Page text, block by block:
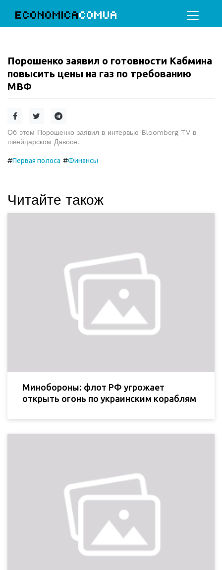
ECONOMICACOMUA
Порошенко заявил о готовности Кабмина
повысить цены на газ по требованию
МВФ
Об этом Порошенко заявил в интервью Bloomberg TV в
швейцарском Давосе.
#Первая полоса #Финансы
Читайте також
Минобороны: флот РФ угрожает
открыть огонь по украинским кораблям